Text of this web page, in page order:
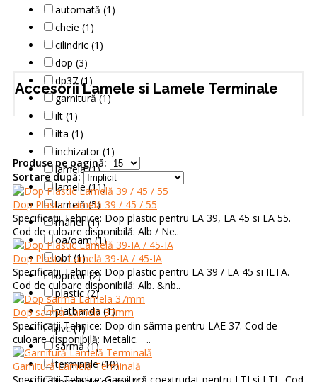
automată (1)
cheie (1)
cilindric (1)
dop (3)
dp37 (1)
garnitură (1)
ilt (1)
ilta (1)
inchizator (1)
lamela (1)
lamele (11)
lamelă (5)
mâner (1)
oa/oam (1)
obf (1)
opritor (2)
plastic (2)
platbanda (1)
pvc (1)
sârmă (1)
terminale (10)
Accesorii Lamele si Lamele Terminale
Produse pe pagină:
Sortare după:
Dop Plastic Lamelă 39 / 45 / 55
Specificații Tehnice: Dop plastic pentru LA 39, LA 45 si LA 55.
Cod de culoare disponibilă: Alb / Ne..
Dop Plastic Lamelă 39-IA / 45-IA
Specificații Tehnice: Dop plastic pentru LA 39 / LA 45 si ILTA.
Cod de culoare disponibilă: Alb. &nb..
Dop sarma Lamela 37mm
Specificații Tehnice: Dop din sârma pentru LAE 37. Cod de
culoare disponibilă: Metalic. ..
Garnitură Lamelă Terminală